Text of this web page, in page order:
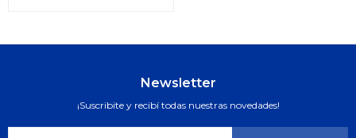
Newsletter
¡Suscribite y recibí todas nuestras novedades!